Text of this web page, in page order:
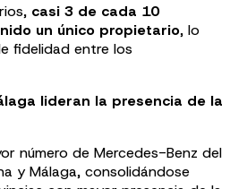
casi 3 de cada 10
un único propietario, lo
fidelidad entre los
lideran la presencia de la
número de Mercedes-Benz del
y Málaga, consolidándose